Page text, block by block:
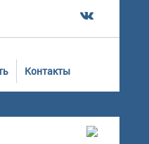
Контакты